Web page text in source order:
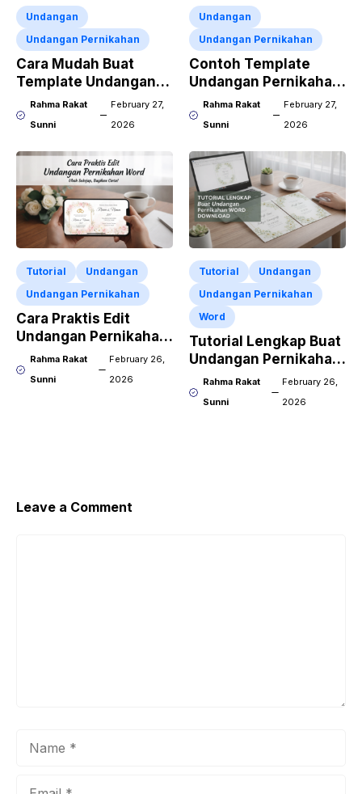
Undangan
Undangan Pernikahan
Cara Mudah Buat
Template Undangan
Pernikahan CDR X7
Rahma Rakat
Sunni
February 27,
2026
Undangan
Undangan Pernikahan
Contoh Template
Undangan Pernikahan
CorelDraw X7
Rahma Rakat
Sunni
February 27,
2026
Tutorial
Undangan
Undangan Pernikahan
Cara Praktis Edit
Undangan Pernikahan
Word Pakai HP
Rahma Rakat
Sunni
February 26,
2026
Tutorial
Undangan
Undangan Pernikahan
Word
Tutorial Lengkap Buat
Undangan Pernikahan
Word Download
Rahma Rakat
Sunni
February 26,
2026
Leave a Comment